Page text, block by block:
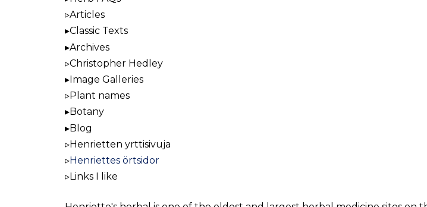
Articles
Classic Texts
Archives
Christopher Hedley
Image Galleries
Plant names
Botany
Blog
Henrietten yrttisivuja
Henriettes örtsidor
Links I like